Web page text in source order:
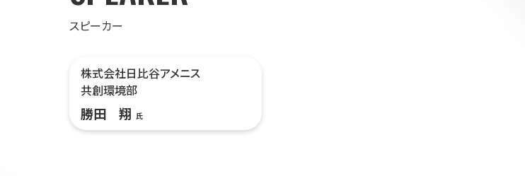
スピーカー
株式会社日比谷アメニス
共創環境部
勝田 翔 氏